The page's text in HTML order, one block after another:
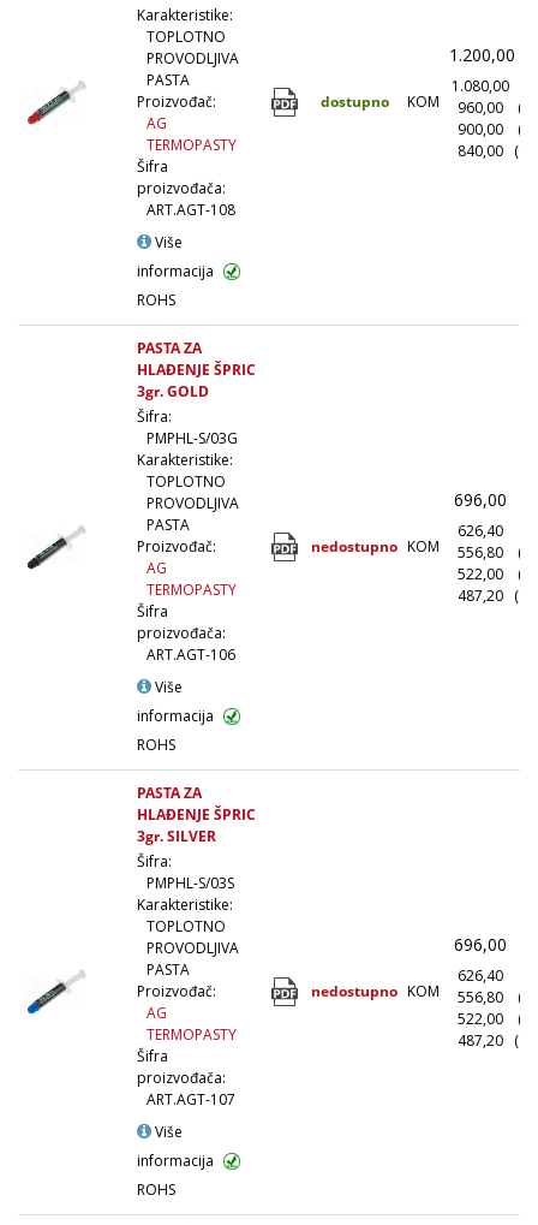
Karakteristike:
TOPLOTNO
PROVODLJIVA
PASTA
Proizvođač:
AG
TERMOPASTY
Šifra
proizvođača:
ART.AGT-108
Više
informacija
ROHS
dostupno KOM
1.200,00
1.080,00
960,00
900,00
840,00
PASTA ZA
HLAĐENJE ŠPRIC
3gr. GOLD
Šifra:
PMPHL-S/03G
Karakteristike:
TOPLOTNO
PROVODLJIVA
PASTA
Proizvođač:
AG
TERMOPASTY
Šifra
proizvođača:
ART.AGT-106
Više
informacija
ROHS
nedostupno KOM
696,00
626,40
556,80
522,00
487,20
PASTA ZA
HLAĐENJE ŠPRIC
3gr. SILVER
Šifra:
PMPHL-S/03S
Karakteristike:
TOPLOTNO
PROVODLJIVA
PASTA
Proizvođač:
AG
TERMOPASTY
Šifra
proizvođača:
ART.AGT-107
Više
informacija
ROHS
nedostupno KOM
696,00
626,40
556,80
522,00
487,20